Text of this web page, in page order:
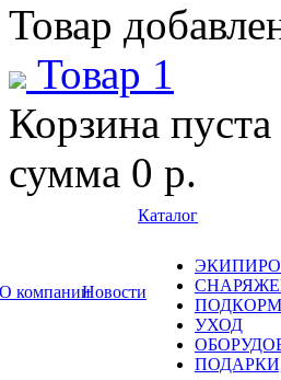
Товар
Товар 1
Корзина пуста
сумма 0 р.
О компанииНовости
Каталог
УХОД